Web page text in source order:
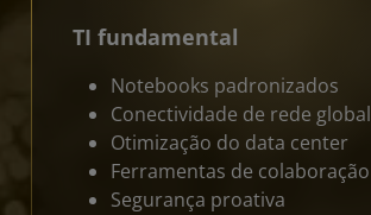
TI fundamental
Notebooks padronizados
Conectividade de rede global
Otimização do data center
Ferramentas de colaboração
Segurança proativa